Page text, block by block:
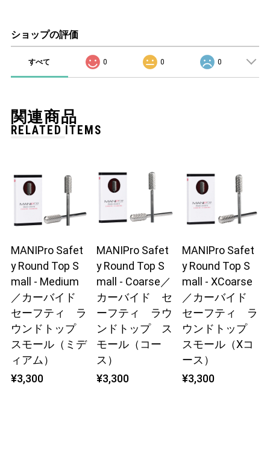
ショップの評価
すべて 0 0 0
関連商品
RELATED ITEMS
MANIPro Safet
y Round Top S
mall - Medium
／カーバイド
セーフティ ラ
ウンドトップ
スモール（ミデ
ィアム）
¥3,300
MANIPro Safet
y Round Top S
mall - Coarse／
カーバイド セ
ーフティ ラウ
ンドトップ ス
モール（コー
ス）
¥3,300
MANIPro Safet
y Round Top S
mall - XCoarse
／カーバイド
セーフティ ラ
ウンドトップ
スモール（Xコ
ース）
¥3,300